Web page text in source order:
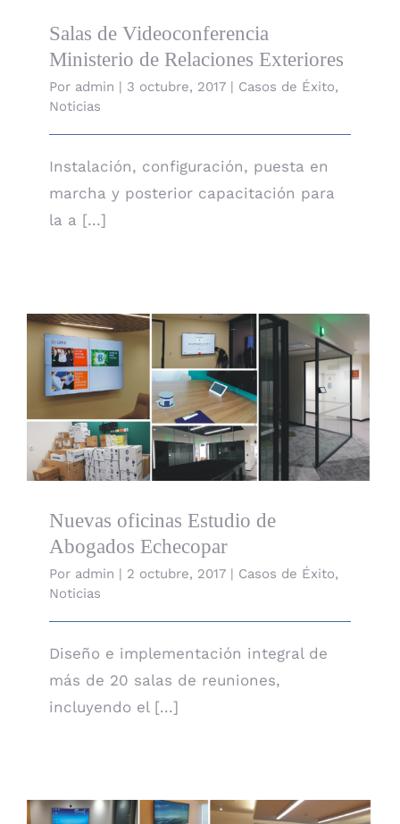
Salas de Videoconferencia
Ministerio de Relaciones Exteriores
Por admin 3 octubre, 2017 Casos de Éxito,
Noticias
Instalación, configuración, puesta en
marcha y posterior capacitación para
la a [...]
Nuevas oficinas Estudio de Abogados Echecopar
Nuevas oficinas Estudio de
Abogados Echecopar
Por admin | 2 octubre, 2017 | Casos de Éxito,
Noticias
Diseño e implementación integral de
más de 20 salas de reuniones,
incluyendo el [...]